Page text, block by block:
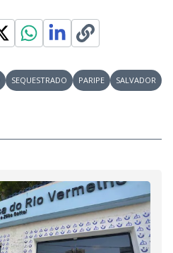
SEQUESTRADO PARIPE SALVADOR